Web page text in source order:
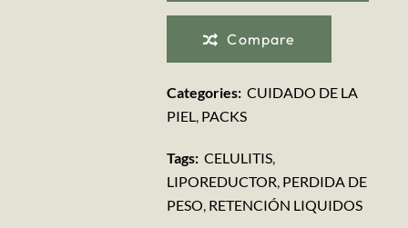
Compare
Categories: CUIDADO DE LA
PIEL, PACKS
Tags: CELULITIS,
LIPOREDUCTOR, PERDIDA DE
PESO, RETENCIÓN LIQUIDOS